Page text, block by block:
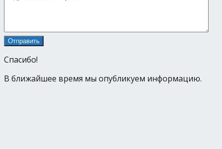
Спасибо!
В ближайшее время мы опубликуем информацию.